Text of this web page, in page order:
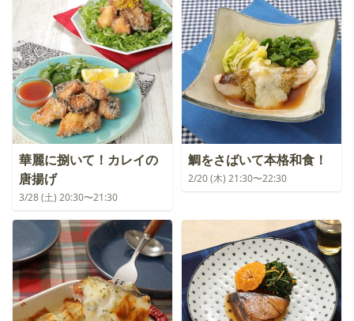
華麗に捌いて！カレイの
唐揚げ
3/28 (土) 20:30〜21:30
鯛をさばいて本格和食！
2/20 (木) 21:30〜22:30